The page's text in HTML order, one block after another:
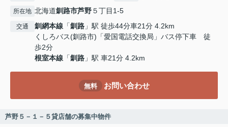
所在地 北海道釧路市芦野５丁目1-5
交通 釧網本線 「釧路 」駅 徒歩44分車21分 4.2km
くしろバス(釧路市)「愛国電話交換局」バス停下車 徒
歩2分
根室本線 「釧路 」駅 車21分 4.2km
無料 お問い合わせ
芦野５－１－５貸店舗の募集中物件